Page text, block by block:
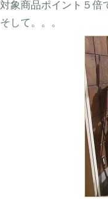
対象商品ポイント５
そして。。。